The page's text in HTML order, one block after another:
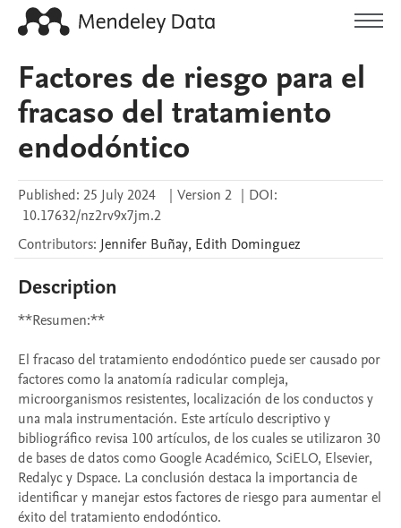
Factores de riesgo para el
fracaso del tratamiento
endodóntico
Published: 25 July 2024 | Version 2 | DOI:
10.17632/nz2rv9x7jm.2
Contributors: Jennifer Buñay, Edith Dominguez
Description
**Resumen:**
El fracaso del tratamiento endodóntico puede ser causado por
factores como la anatomía radicular compleja,
microorganismos resistentes, localización de los conductos y
una mala instrumentación. Este artículo descriptivo y
bibliográfico revisa 100 artículos, de los cuales se utilizaron 30
de bases de datos como Google Académico, SciELO, Elsevier,
Redalyc y Dspace. La conclusión destaca la importancia de
identificar y manejar estos factores de riesgo para aumentar el
éxito del tratamiento endodóntico.